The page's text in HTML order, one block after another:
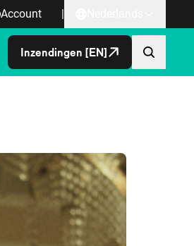
Account |
Inzendingen [EN]